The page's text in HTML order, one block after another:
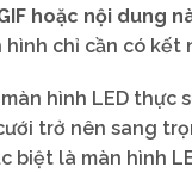
hoặc nội dung
chỉ cần có kết
hình LED thực
trở nên sang
biệt là màn hình